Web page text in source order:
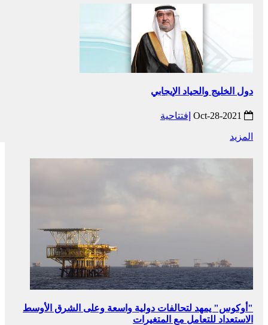
دول الخليج والحياد الإيجابي
إفتتاحية
المزيد
"أوكوس" يمهد لتحالفات دولية واسعة وعلى الشرق الأوسط
الاستعداد للتعامل مع المتغيرات